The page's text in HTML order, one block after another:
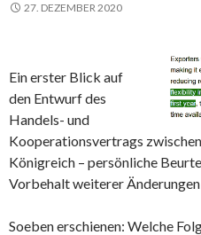
27. DEZEMBER 2020
Ein erster Blick auf
den Entwurf des
Handels- und
Kooperationsvertrags
Königreich – persönliche
Vorbehalt weiterer
Soeben erschienen: Welche